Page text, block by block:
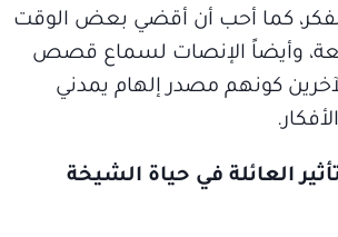
كما أحب أن أقضي بعض الوقت
وأيضاً الإنصات لسماع قصص
كونهم مصدر إلهام يمدني
العائلة في حياة الشيخة